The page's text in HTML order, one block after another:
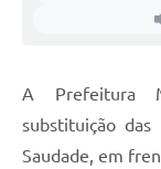
A Prefeitura
substituição
Saudade, em